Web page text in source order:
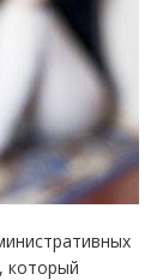
который